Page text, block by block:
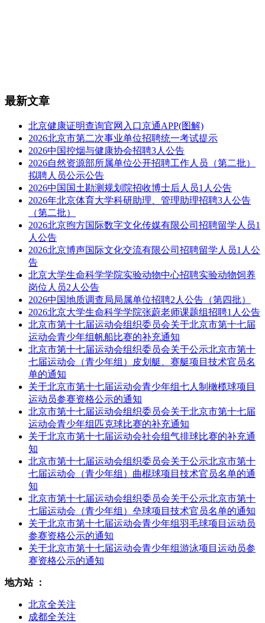
最新文章
北京健康证明查询官网入口京通APP(图解)
2026北京市第二次事业单位招聘统一考试提示
2026中国控烟与健康协会招聘3人公告
2026自然资源部所属单位公开招聘工作人员（第二批）
拟聘人员公示公告
2026中国国土勘测规划院招收博士后人员1人公告
2026年北京体育大学科研助理、管理助理招聘3人公告
（第二批）
2026北京煦方国际数字文化传媒有限公司招聘留学人员1
人公告
2026北京博声国际文化交流有限公司招聘留学人员1人公
告
北京大学生命科学学院实验动物中心招聘实验动物饲养
岗位人员2人公告
2026中国地质调查局局属单位招聘2人公告（第四批）
2026北京大学生命科学学院张蔚老师课题组招聘1人公告
北京市第十七届运动会组织委员会关于北京市第十七届
运动会青少年组帆船比赛的补充通知
北京市第十七届运动会组织委员会关于公示北京市第十
七届运动会（青少年组）皮划艇、赛艇项目技术官员名
单的通知
关于北京市第十七届运动会青少年组七人制橄榄球项目
运动员参赛资格公示的通知
北京市第十七届运动会组织委员会关于北京市第十七届
运动会青少年组匹克球比赛的补充通知
关于北京市第十七届运动会社会组气排球比赛的补充通
知
北京市第十七届运动会组织委员会关于公示北京市第十
七届运动会（青少年组）曲棍球项目技术官员名单的通
知
北京市第十七届运动会组织委员会关于公示北京市第十
七届运动会（青少年组）垒球项目技术官员名单的通知
关于北京市第十七届运动会青少年组羽毛球项目运动员
参赛资格公示的通知
关于北京市第十七届运动会青少年组游泳项目运动员参
赛资格公示的通知
地方站 ：
北京全关注
成都全关注